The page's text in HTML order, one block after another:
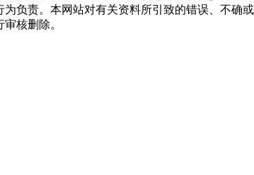
负责。本网站对有关资料所引致的错误、不确
核删除。